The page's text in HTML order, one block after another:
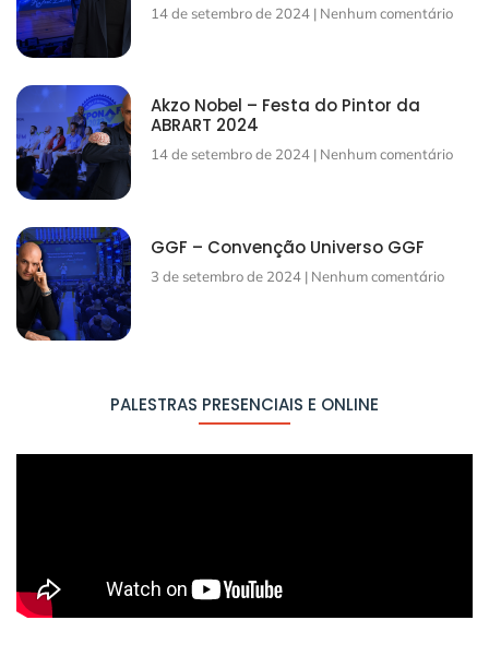
14 de setembro de 2024 Nenhum comentário
Akzo Nobel – Festa do Pintor da
ABRART 2024
14 de setembro de 2024 Nenhum comentário
GGF – Convenção Universo GGF
3 de setembro de 2024 Nenhum comentário
PALESTRAS PRESENCIAIS E ONLINE